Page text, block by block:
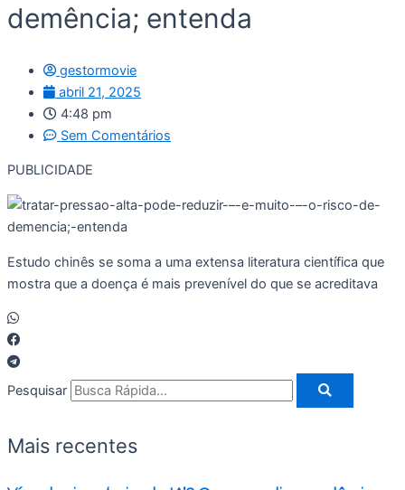
demência; entenda
gestormovie
abril 21, 2025
4:48 pm
Sem Comentários
PUBLICIDADE
Estudo chinês se soma a uma extensa literatura científica que
mostra que a doença é mais prevenível do que se acreditava
Pesquisar
Mais recentes